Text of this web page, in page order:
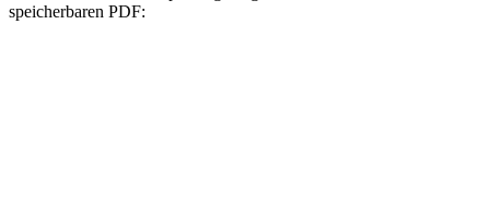
speicherbaren PDF: